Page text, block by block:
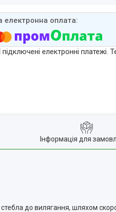
підключені електронні
Інформація для
до вилягання, шляхом